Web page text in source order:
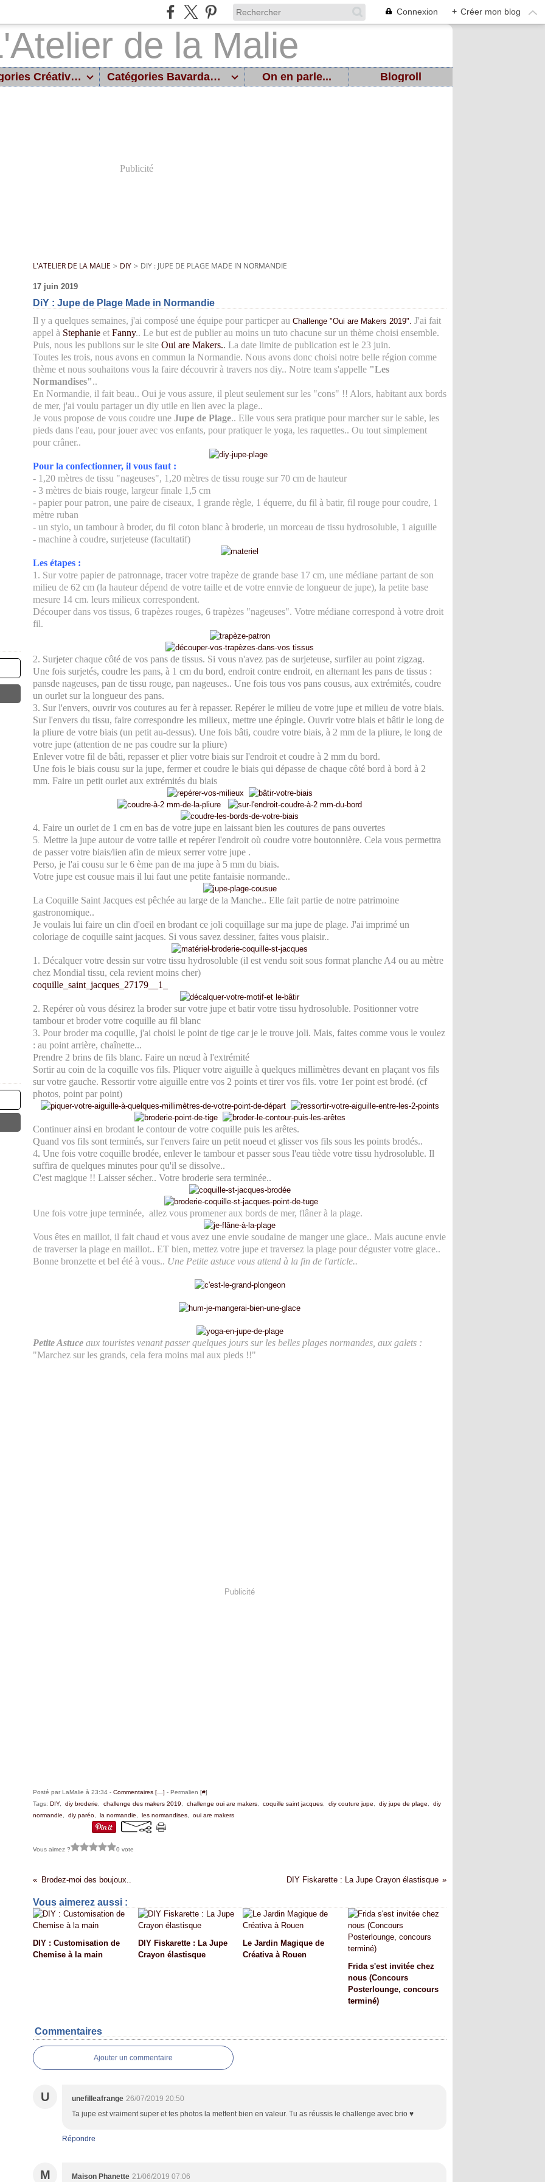
Connexion + Créer mon blog
Catégories Créatives Catégories Bavardages On en parle... Blogroll
Publicité
L'ATELIER DE LA MALIE > DIY > DIY : JUPE DE PLAGE MADE IN NORMANDIE
17 juin 2019
DiY : Jupe de Plage Made in Normandie
Il y a quelques semaines, j'ai composé une équipe pour particper au Challenge "Oui are Makers 2019". J'ai fait
appel à Stephanie et Fanny.. Le but est de publier au moins un tuto chacune sur un thème choisi ensemble.
Puis, nous les publions sur le site Oui are Makers.. La date limite de publication est le 23 juin.
Toutes les trois, nous avons en commun la Normandie. Nous avons donc choisi notre belle région comme
thème et nous souhaitons vous la faire découvrir à travers nos diy.. Notre team s'appelle "Les
Normandises"..
En Normandie, il fait beau.. Oui je vous assure, il pleut seulement sur les "cons" !! Alors, habitant aux bords
de mer, j'ai voulu partager un diy utile en lien avec la plage..
Je vous propose de vous coudre une Jupe de Plage.. Elle vous sera pratique pour marcher sur le sable, les
pieds dans l'eau, pour jouer avec vos enfants, pour pratiquer le yoga, les raquettes.. Ou tout simplement
pour crâner..
Pour la confectionner, il vous faut :
- 1,20 mètres de tissu "nageuses", 1,20 mètres de tissu rouge sur 70 cm de hauteur
- 3 mètres de biais rouge, largeur finale 1,5 cm
- papier pour patron, une paire de ciseaux, 1 grande règle, 1 équerre, du fil à batir, fil rouge pour coudre, 1
mètre ruban
- un stylo, un tambour à broder, du fil coton blanc à broderie, un morceau de tissu hydrosoluble, 1 aiguille
- machine à coudre, surjeteuse (facultatif)
Les étapes :
1. Sur votre papier de patronnage, tracer votre trapèze de grande base 17 cm, une médiane partant de son
milieu de 62 cm (la hauteur dépend de votre taille et de votre ennvie de longueur de jupe), la petite base
mesure 14 cm. leurs milieux correspondent.
Découper dans vos tissus, 6 trapèzes rouges, 6 trapèzes "nageuses". Votre médiane correspond à votre droit
fil.
2. Surjeter chaque côté de vos pans de tissus. Si vous n'avez pas de surjeteuse, surfiler au point zigzag.
Une fois surjetés, coudre les pans, à 1 cm du bord, endroit contre endroit, en alternant les pans de tissus :
pansde nageuses, pan de tissu rouge, pan nageuses.. Une fois tous vos pans cousus, aux extrémités, coudre
un ourlet sur la longueur des pans.
3. Sur l'envers, ouvrir vos coutures au fer à repasser. Repérer le milieu de votre jupe et milieu de votre biais.
Sur l'envers du tissu, faire correspondre les milieux, mettre une épingle. Ouvrir votre biais et bâtir le long de
la pliure de votre biais (un petit au-dessus). Une fois bâti, coudre votre biais, à 2 mm de la pliure, le long de
votre jupe (attention de ne pas coudre sur la pliure)
Enlever votre fil de bâti, repasser et plier votre biais sur l'endroit et coudre à 2 mm du bord.
Une fois le biais cousu sur la jupe, fermer et coudre le biais qui dépasse de chaque côté bord à bord à 2
mm. Faire un petit ourlet aux extrémités du biais
4. Faire un ourlet de 1 cm en bas de votre jupe en laissant bien les coutures de pans ouvertes
5. Mettre la jupe autour de votre taille et repérer l'endroit où coudre votre boutonnière. Cela vous permettra
de passer votre biais/lien afin de mieux serrer votre jupe .
Perso, je l'ai cousu sur le 6 ème pan de ma jupe à 5 mm du biais.
Votre jupe est cousue mais il lui faut une petite fantaisie normande..
La Coquille Saint Jacques est pêchée au large de la Manche.. Elle fait partie de notre patrimoine
gastronomique..
Je voulais lui faire un clin d'oeil en brodant ce joli coquillage sur ma jupe de plage. J'ai imprimé un
coloriage de coquille saint jacques. Si vous savez dessiner, faites vous plaisir..
1. Décalquer votre dessin sur votre tissu hydrosoluble (il est vendu soit sous format planche A4 ou au mètre
chez Mondial tissu, cela revient moins cher)
coquille_saint_jacques_27179__1_
2. Repérer où vous désirez la broder sur votre jupe et batir votre tissu hydrosoluble. Positionner votre
tambour et broder votre coquille au fil blanc
3. Pour broder ma coquille, j'ai choisi le point de tige car je le trouve joli. Mais, faites comme vous le voulez
: au point arrière, chaînette...
Prendre 2 brins de fils blanc. Faire un nœud à l'extrémité
Sortir au coin de la coquille vos fils. Pliquer votre aiguille à quelques millimètres devant en plaçant vos fils
sur votre gauche. Ressortir votre aiguille entre vos 2 points et tirer vos fils. votre 1er point est brodé. (cf
photos, point par point)
Continuer ainsi en brodant le contour de votre coquille puis les arêtes.
Quand vos fils sont terminés, sur l'envers faire un petit noeud et glisser vos fils sous les points brodés..
4. Une fois votre coquille brodée, enlever le tambour et passer sous l'eau tiède votre tissu hydrosoluble. Il
suffira de quelques minutes pour qu'il se dissolve..
C'est magique !! Laisser sécher.. Votre broderie sera terminée..
Une fois votre jupe terminée, allez vous promener aux bords de mer, flâner à la plage.
Vous êtes en maillot, il fait chaud et vous avez une envie soudaine de manger une glace.. Mais aucune envie
de traverser la plage en maillot.. ET bien, mettez votre jupe et traversez la plage pour déguster votre glace..
Bonne bronzette et bel été à vous.. Une Petite astuce vous attend à la fin de l'article..
Petite Astuce aux touristes venant passer quelques jours sur les belles plages normandes, aux galets :
"Marchez sur les grands, cela fera moins mal aux pieds !!"
Publicité
Posté par LaMalie à 23:34 - Commentaires [ ] - Permalien [#]
Tags: DIY, diy broderie challenge des makers 2019 challenge oui are makers coquille saint jacques diy couture jupe diy jupe de plage
diy
normandie
diy paréo la normandie les normandises oui are makers
Vous aimez ? 0 vote
Brodez-moi des boujoux.. DIY Fiskarette : La Jupe Crayon élastisque
Vous aimerez aussi :
DIY : Customisation de
Chemise à la main
DIY Fiskarette : La Jupe
Crayon élastisque
Le Jardin Magique de
Créativa à Rouen
Frida s'est invitée chez
nous (Concours
Posterlounge, concours
terminé)
Commentaires
Ajouter un commentaire
U unefilleafrange 26/07/2019 20:50
Ta jupe est vraiment super et tes photos la mettent bien en valeur. Tu as réussis le challenge avec brio ♥
Répondre
M Maison Phanette 21/06/2019 07:06